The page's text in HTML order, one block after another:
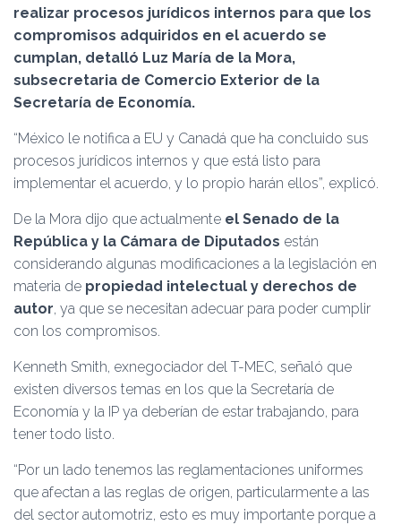
C
realizar procesos jurídicos internos para que los
compromisos adquiridos en el acuerdo se
cumplan, detalló Luz María de la Mora,
subsecretaria de Comercio Exterior de la
Secretaría de Economía.
“México le notifica a EU y Canadá que ha concluido sus
procesos jurídicos internos y que está listo para
implementar el acuerdo, y lo propio harán ellos”, explicó.
De la Mora dijo que actualmente el Senado de la
República y la Cámara de Diputados están
considerando algunas modificaciones a la legislación en
materia de propiedad intelectual y derechos de
autor, ya que se necesitan adecuar para poder cumplir
con los compromisos.
Kenneth Smith, exnegociador del T-MEC, señaló que
existen diversos temas en los que la Secretaría de
Economía y la IP ya deberían de estar trabajando, para
tener todo listo.
“Por un lado tenemos las reglamentaciones uniformes
que afectan a las reglas de origen, particularmente a las
del sector automotriz, esto es muy importante porque a